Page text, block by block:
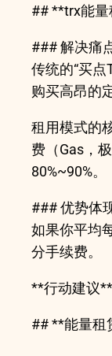
## **trx能
### 解决痛
传统的“买
购买高昂的
租用模式的
费（Gas，
80%~90%。
### 优势体
如果你平均
分手续费。
**行动建议
## **能量租